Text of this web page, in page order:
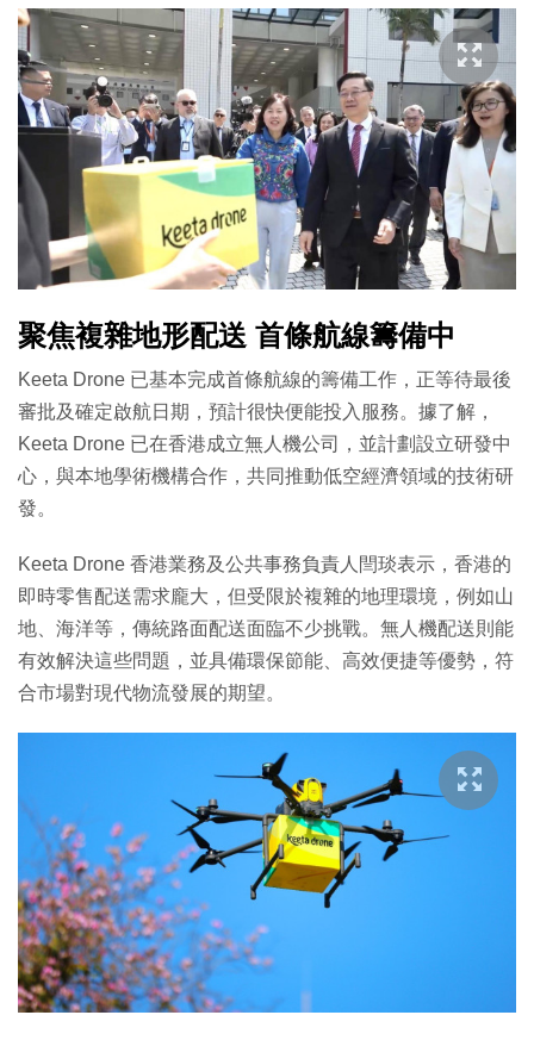
聚焦複雜地形配送 首條航線籌備中
Keeta Drone 已基本完成首條航線的籌備工作，正等待最後
審批及確定啟航日期，預計很快便能投入服務。據了解，
Keeta Drone 已在香港成立無人機公司，並計劃設立研發中
心，與本地學術機構合作，共同推動低空經濟領域的技術研
發。
Keeta Drone 香港業務及公共事務負責人閆琰表示，香港的
即時零售配送需求龐大，但受限於複雜的地理環境，例如山
地、海洋等，傳統路面配送面臨不少挑戰。無人機配送則能
有效解決這些問題，並具備環保節能、高效便捷等優勢，符
合市場對現代物流發展的期望。